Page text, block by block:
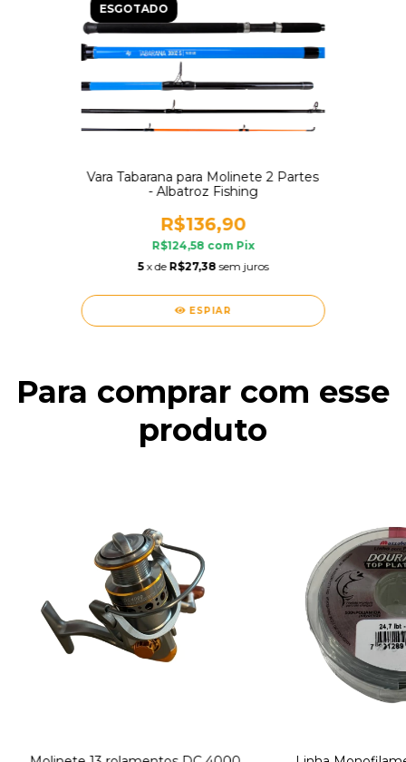
ESGOTADO
Vara Tabarana para Molinete 2 Partes
- Albatroz Fishing
R$136,90
R$124,58 com Pix
5 x de R$27,38 sem juros
ESPIAR
Para comprar com esse
produto